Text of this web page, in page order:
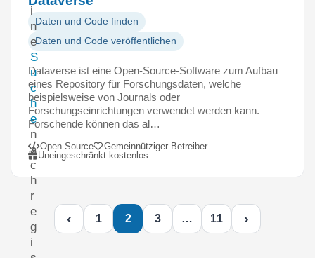
i
n
e
S
u
c
h
e
n
a
c
h
r
e
g
i
Daten und Code finden
Daten und Code veröffentlichen
Dataverse ist eine Open-Source-Software zum Aufbau
eines Repository für Forschungsdaten, welche
beispielsweise von Journals oder
Forschungseinrichtungen verwendet werden kann.
Forschende können das al…
Open Source
Gemeinnütziger Betreiber
Uneingeschränkt kostenlos
‹ 1 2 3 … 11 ›